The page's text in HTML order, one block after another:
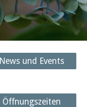
News und Events
Öffnungszeiten